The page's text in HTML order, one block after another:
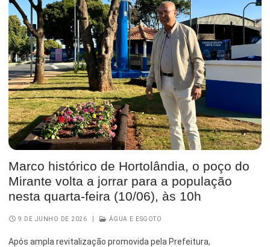
Marco histórico de Hortolândia, o poço do
Mirante volta a jorrar para a população
nesta quarta-feira (10/06), às 10h
9 DE JUNHO DE 2026 ÁGUA E ESGOTO
Após ampla revitalização promovida pela Prefeitura,